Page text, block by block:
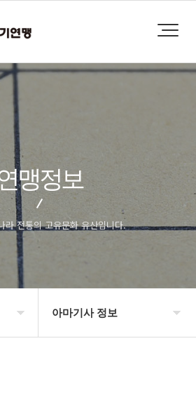
맹정보
라 전통의 고유문화 유산입니다.
아마기사 정보